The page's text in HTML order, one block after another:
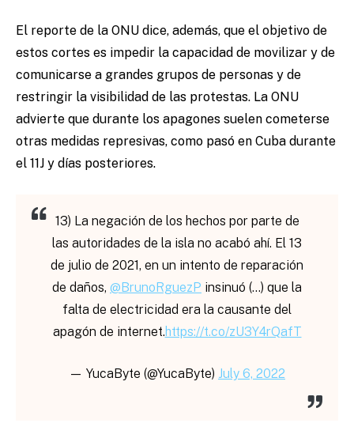
El reporte de la ONU dice, además, que el objetivo de
estos cortes es impedir la capacidad de movilizar y de
comunicarse a grandes grupos de personas y de
restringir la visibilidad de las protestas. La ONU
advierte que durante los apagones suelen cometerse
otras medidas represivas, como pasó en Cuba durante
el 11J y días posteriores.
13) La negación de los hechos por parte de
las autoridades de la isla no acabó ahí. El 13
de julio de 2021, en un intento de reparación
de daños, @BrunoRguezP insinuó (…) que la
falta de electricidad era la causante del
apagón de internet.https://t.co/zU3Y4rQafT
— YucaByte (@YucaByte) July 6, 2022